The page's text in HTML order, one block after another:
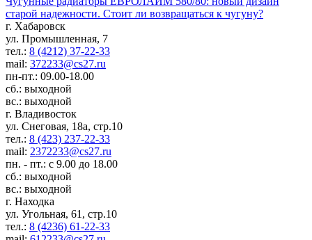
старой надежности. Стоит ли возвращаться к чугуну?
г. Хабаровск
ул. Промышленная, 7
тел.: 8 (4212) 37-22-33
mail: 372233@cs27.ru
пн-пт.: 09.00-18.00
сб.: выходной
вс.: выходной
г. Владивосток
ул. Снеговая, 18а, стр.10
тел.: 8 (423) 237-22-33
mail: 2372233@cs27.ru
пн. - пт.: с 9.00 до 18.00
сб.: выходной
вс.: выходной
г. Находка
ул. Угольная, 61, стр.10
тел.: 8 (4236) 61-22-33